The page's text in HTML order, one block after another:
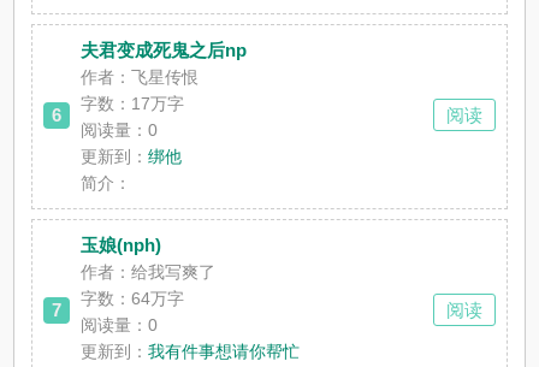
6
夫君变成死鬼之后np
作者：飞星传恨
字数：17万字
阅读量：0
更新到：绑他
简介：
阅读
7
玉娘(nph)
作者：给我写爽了
字数：64万字
阅读量：0
更新到：我有件事想请你帮忙
阅读